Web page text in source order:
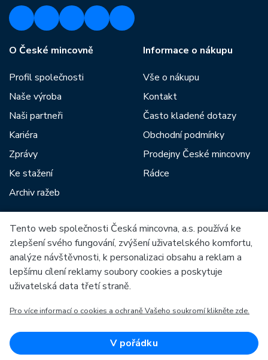
O České mincovně
Profil společnosti
Naše výroba
Naši partneři
Kariéra
Zprávy
Ke stažení
Archiv ražeb
Informace o nákupu
Vše o nákupu
Kontakt
Často kladené dotazy
Obchodní podmínky
Prodejny České mincovny
Rádce
Mezi naše partnery patří:
Evropská unie
OP Podnikání a inovace pro konkurenceschopnost
Evropský fond pro regionální rozvoj
Tento web společnosti Česká mincovna, a.s. používá ke
zlepšení svého fungování, zvýšení uživatelského komfortu,
analýze návštěvnosti, k personalizaci obsahu a reklam a
lepšímu cílení reklamy soubory cookies a poskytuje
uživatelská data třetí straně.
Pro více informací o cookies a ochraně Vašeho soukromí klikněte zde.
V pořádku